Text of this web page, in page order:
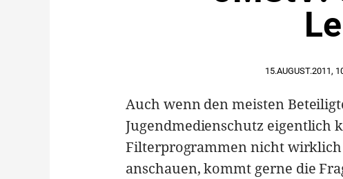
15.AUGUST.2011,
Auch wenn den meisten
Jugendmedienschutz eigentlich
Filterprogrammen nicht wirklich
anschauen, kommt gerne die